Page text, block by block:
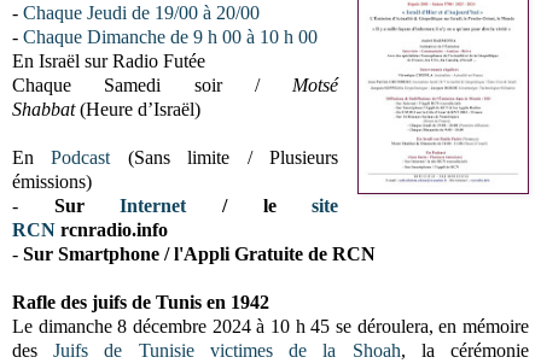
- Chaque Jeudi de 19/00 à 20/00
- Chaque Dimanche de 9 h 00 à 10 h 00
En Israël sur Radio Futée
Chaque Samedi soir / Motsé
Shabbat(Heure d’Israël)
EnPodcast (Sans limite / Plusieurs
émissions)
- SurInternet / lesite
RCN rcnradio.info
- Sur Smartphone / l'Appli Gratuite de RCN
Rafle des juifs de Tunis en 1942
Le dimanche 8 décembre 2024 à 10 h 45 se déroulera, en mémoire
desJuifs de Tunisie victimes de la Shoah, la cérémonie